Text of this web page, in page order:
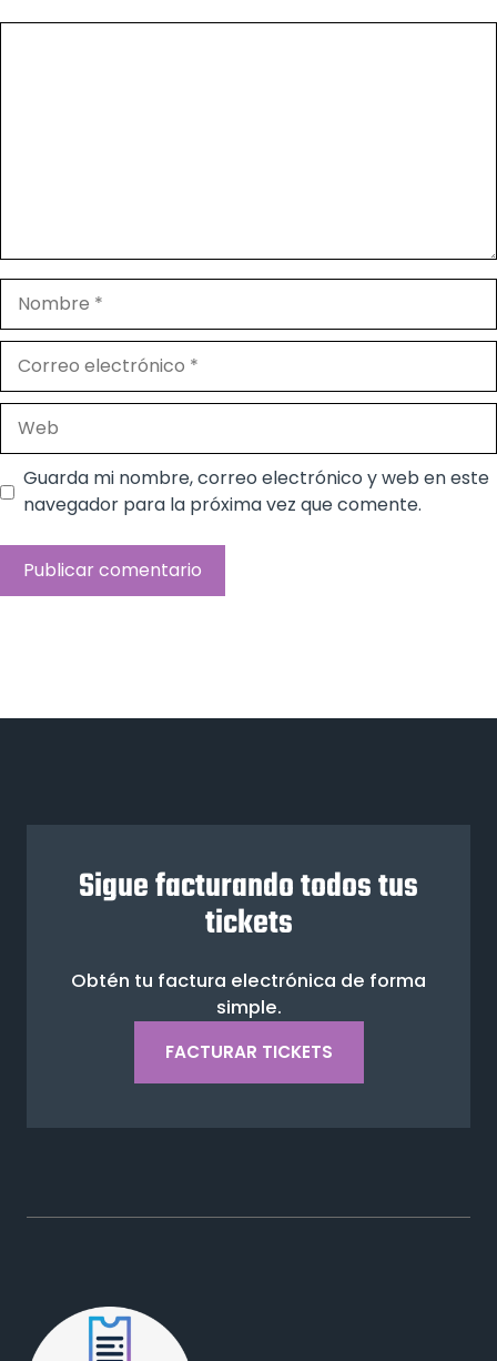
Nombre
electrónico
Guarda mi nombre, correo electrónico y web en este
navegador para la próxima vez que comente.
Sigue facturando todos tus
tickets
Obtén tu factura electrónica de forma
simple.
FACTURAR TICKETS